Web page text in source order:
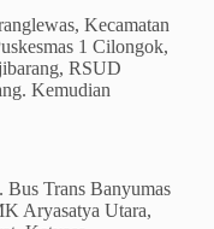
Kecamatan
1 Cilongok,
RSUD
Kemudian
. Bus Trans Banyumas
Aryasatya Utara,